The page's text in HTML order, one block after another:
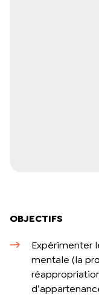
OBJECTIFS
Expérimenter
mentale (la